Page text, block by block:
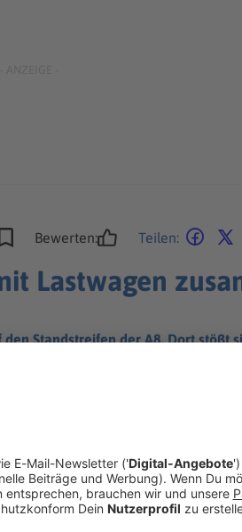
Bewerten: Teilen:
Lastwagen
Standstreifen der A8. Dort stößt